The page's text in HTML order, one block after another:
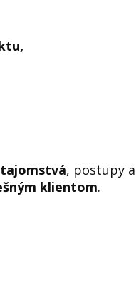
, postupy
klientom.